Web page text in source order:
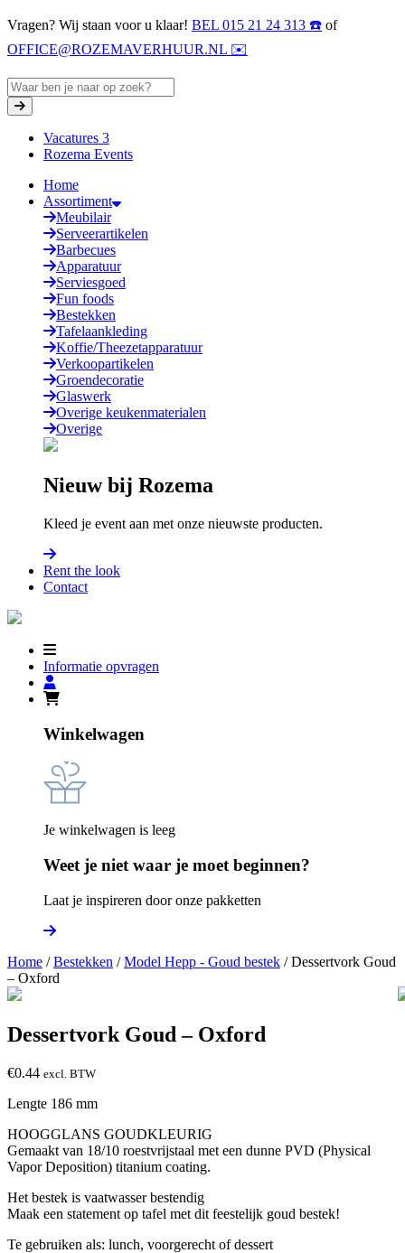
Vragen? Wij staan voor u klaar! BEL 015 21 24 313 ☎️ of
OFFICE@ROZEMAVERHUUR.NL ✉️
Vacatures 3
Rozema Events
Home
Assortiment
Meubilair
Serveerartikelen
Barbecues
Apparatuur
Serviesgoed
Fun foods
Bestekken
Tafelaankleding
Koffie/Theezetapparatuur
Verkoopartikelen
Groendecoratie
Glaswerk
Overige keukenmaterialen
Overige
Nieuw bij Rozema
Kleed je event aan met onze nieuwste producten.
Rent the look
Contact
Informatie opvragen
Winkelwagen
Je winkelwagen is leeg
Weet je niet waar je moet beginnen?
Laat je inspireren door onze pakketten
Home /Bestekken /Model Hepp - Goud bestek / Dessertvork Goud
– Oxford
Dessertvork Goud – Oxford
€0.44 excl. BTW
Lengte 186 mm
HOOGGLANS GOUDKLEURIG
Gemaakt van 18/10 roestvrijstaal met een dunne PVD (Physical
Vapor Deposition) titanium coating.
Het bestek is vaatwasser bestendig
Maak een statement op tafel met dit feestelijk goud bestek!
Te gebruiken als: lunch, voorgerecht of dessert